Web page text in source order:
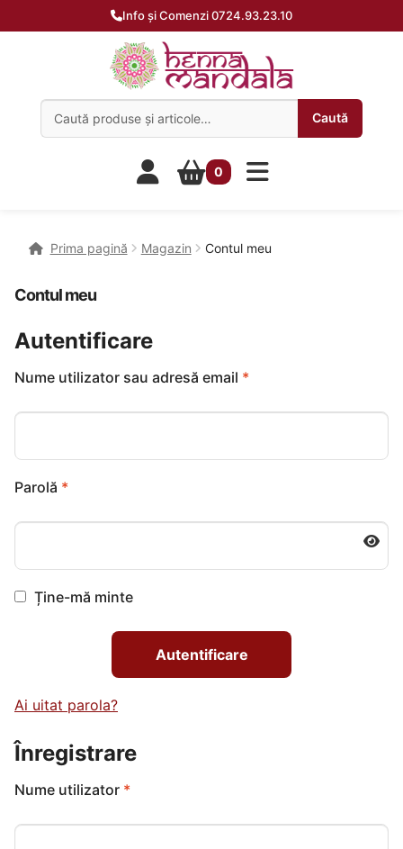
Info și Comenzi 0724.93.23.10
Caută
0
Prima pagină Magazin Contul meu
Contul meu
Autentificare
Nume utilizator sau adresă email *Obligatoriu
Parolă *Obligatoriu
Ține-mă minte
Autentificare
Ai uitat parola?
Înregistrare
Nume utilizator *Obligatoriu